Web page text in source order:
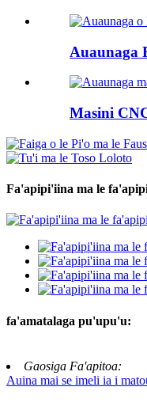
Auaunaga
Masini
Fa'apipi'iina ma le
fa'amatalaga pu'upu'u:
Gaosiga Fa'apitoa:
Auina mai se imeli ia i